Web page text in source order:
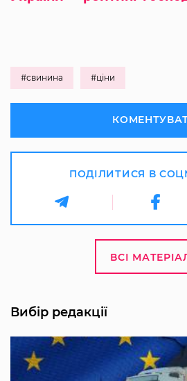
#свинина #ціни
ПОДІЛИТИСЯ В
ВСІ
Вибір редакції